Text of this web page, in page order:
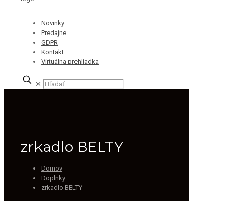
Novinky
Predajne
GDPR
Kontakt
Virtuálna prehliadka
✕
zrkadlo BELTY
Domov
Doplnky
zrkadlo BELTY